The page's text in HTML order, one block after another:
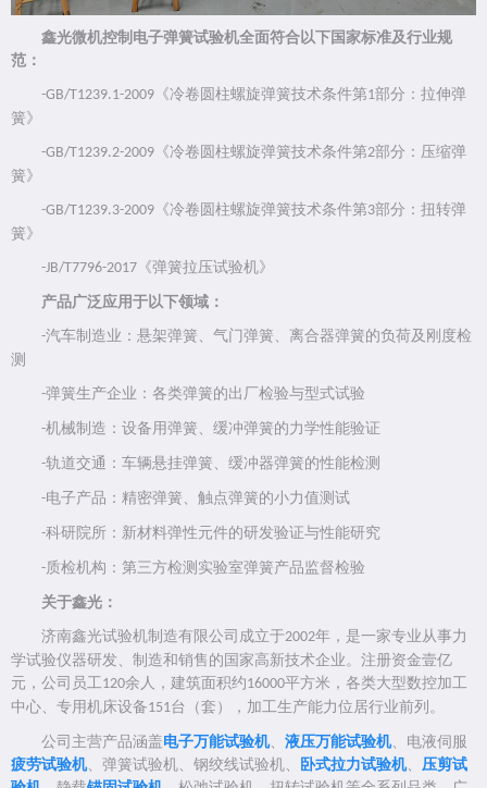
鑫光微机控制电子弹簧试验机全面符合以下国家标准及行业规
范：
-GB/T1239.1-2009 《冷卷圆柱螺旋弹簧技术条件第1部分：拉伸弹
簧》
-GB/T1239.2-2009 《冷卷圆柱螺旋弹簧技术条件第2部分：压缩弹
簧》
-GB/T1239.3-2009 《冷卷圆柱螺旋弹簧技术条件第3部分：扭转弹
簧》
-JB/T7796-2017 《弹簧拉压试验机》
产品广泛应用于以下领域：
-汽车制造业：悬架弹簧、气门弹簧、离合器弹簧的负荷及刚度检
测
-弹簧生产企业：各类弹簧的出厂检验与型式试验
-机械制造：设备用弹簧、缓冲弹簧的力学性能验证
-轨道交通：车辆悬挂弹簧、缓冲器弹簧的性能检测
-电子产品：精密弹簧、触点弹簧的小力值测试
-科研院所：新材料弹性元件的研发验证与性能研究
-质检机构：第三方检测实验室弹簧产品监督检验
关于鑫光：
济南鑫光试验机制造有限公司成立于2002年，是一家专业从事力
学试验仪器研发、制造和销售的国家高新技术企业。注册资金壹亿
元，公司员工120余人，建筑面积约16000平方米，各类大型数控加工
中心、专用机床设备151台（套），加工生产能力位居行业前列。
公司主营产品涵盖电子万能试验机、 液压万能试验机、电液伺服
疲劳试验机、弹簧试验机、钢绞线试验机、 卧式拉力试验机、 压剪试